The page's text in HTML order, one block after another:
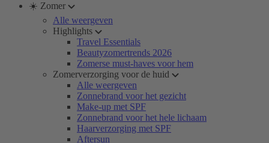
☀️ Zomer
Alle weergeven
Highlights
Travel Essentials
Beautyzomertrends 2026
Zomerse must-haves voor hem
Zomerverzorging voor de huid
Alle weergeven
Zonnebrand voor het gezicht
Make-up met SPF
Zonnebrand voor het hele lichaam
Haarverzorging met SPF
Aftersun